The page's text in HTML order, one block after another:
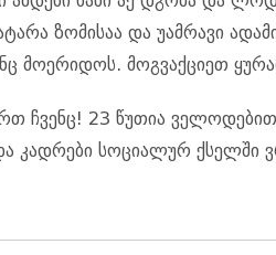
ზომისაა და უამრავი
მოერიდოს. მოგვაქციეთ
ჩვენც! 23 წუთია
კადრები სოციალურ ქსელში